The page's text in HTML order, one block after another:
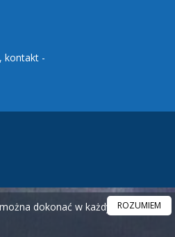
kontakt -
dokonać w każdym czasie.
ROZUMIEM